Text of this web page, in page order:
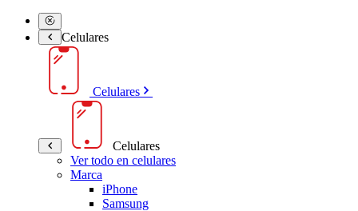
Celulares
Celulares
Celulares
Ver todo en celulares
Marca
iPhone
Samsung